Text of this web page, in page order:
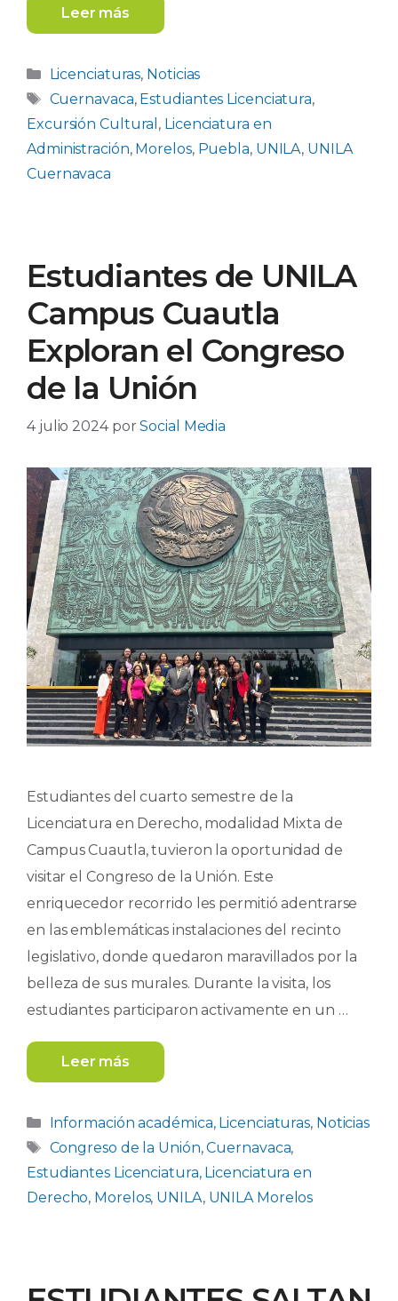
Leer más
Categorías
Licenciaturas, Noticias
Etiquetas
Cuernavaca, Estudiantes Licenciatura,
Excursión Cultural , Licenciatura en
Administración, Morelos, Puebla, UNILA, UNILA
Cuernavaca
Estudiantes de UNILA
Campus Cuautla
Exploran el Congreso
de la Unión
4 julio 2024 porSocial Media
Estudiantes del cuarto semestre de la
Licenciatura en Derecho, modalidad Mixta de
Campus Cuautla, tuvieron la oportunidad de
visitar el Congreso de la Unión. Este
enriquecedor recorrido les permitió adentrarse
en las emblemáticas instalaciones del recinto
legislativo, donde quedaron maravillados por la
belleza de sus murales. Durante la visita, los
estudiantes participaron activamente en un …
Leer más
Categorías
Información académica, Licenciaturas, Noticias
Etiquetas
Congreso de la Unión,Cuernavaca,
Estudiantes Licenciatura, Licenciatura en
Derecho, Morelos, UNILA, UNILA Morelos